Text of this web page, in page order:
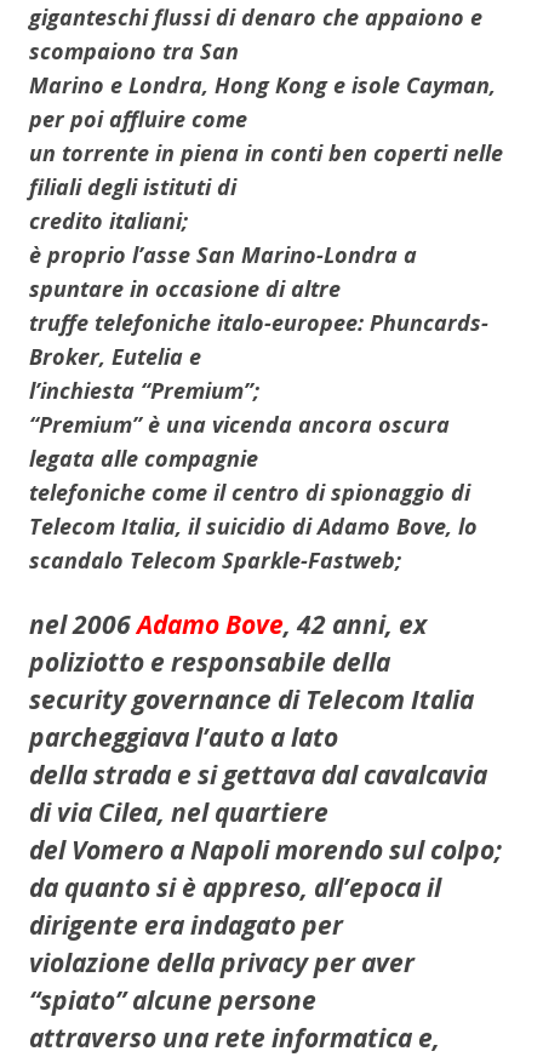
giganteschi flussi di denaro che appaiono e
scompaiono tra San
Marino e Londra, Hong Kong e isole Cayman,
per poi affluire come
un torrente in piena in conti ben coperti nelle
filiali degli istituti di
credito italiani;
è proprio l’asse San Marino-Londra a
spuntare in occasione di altre
truffe telefoniche italo-europee: Phuncards-
Broker, Eutelia e
l’inchiesta “Premium”;
“Premium” è una vicenda ancora oscura
legata alle compagnie
telefoniche come il centro di spionaggio di
Telecom Italia, il suicidio di Adamo Bove, lo
scandalo Telecom Sparkle-Fastweb;
nel 2006Adamo Bove, 42 anni, ex
poliziotto e responsabile della
security governance di Telecom Italia
parcheggiava l’auto a lato
della strada e si gettava dal cavalcavia
di via Cilea, nel quartiere
del Vomero a Napoli morendo sul colpo;
da quanto si è appreso, all’epoca il
dirigente era indagato per
violazione della privacy per aver
“spiato” alcune persone
attraverso una rete informatica e,